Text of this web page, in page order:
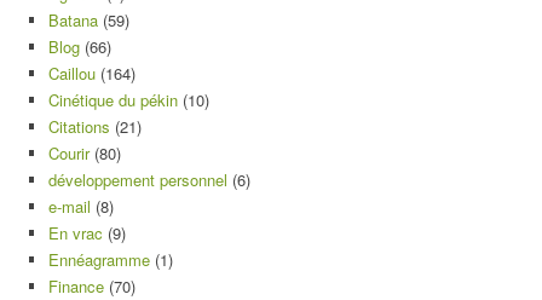
Batana (59)
Blog (66)
Caillou (164)
Cinétique du pékin (10)
Citations (21)
Courir(80)
développement personnel (6)
e-mail (8)
En vrac (9)
Ennéagramme (1)
Finance (70)